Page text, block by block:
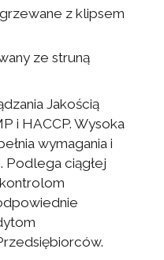
z klipsem
ze struną
Jakością
i HACCP. Wysoka
wymagania i
Podlega ciągłej